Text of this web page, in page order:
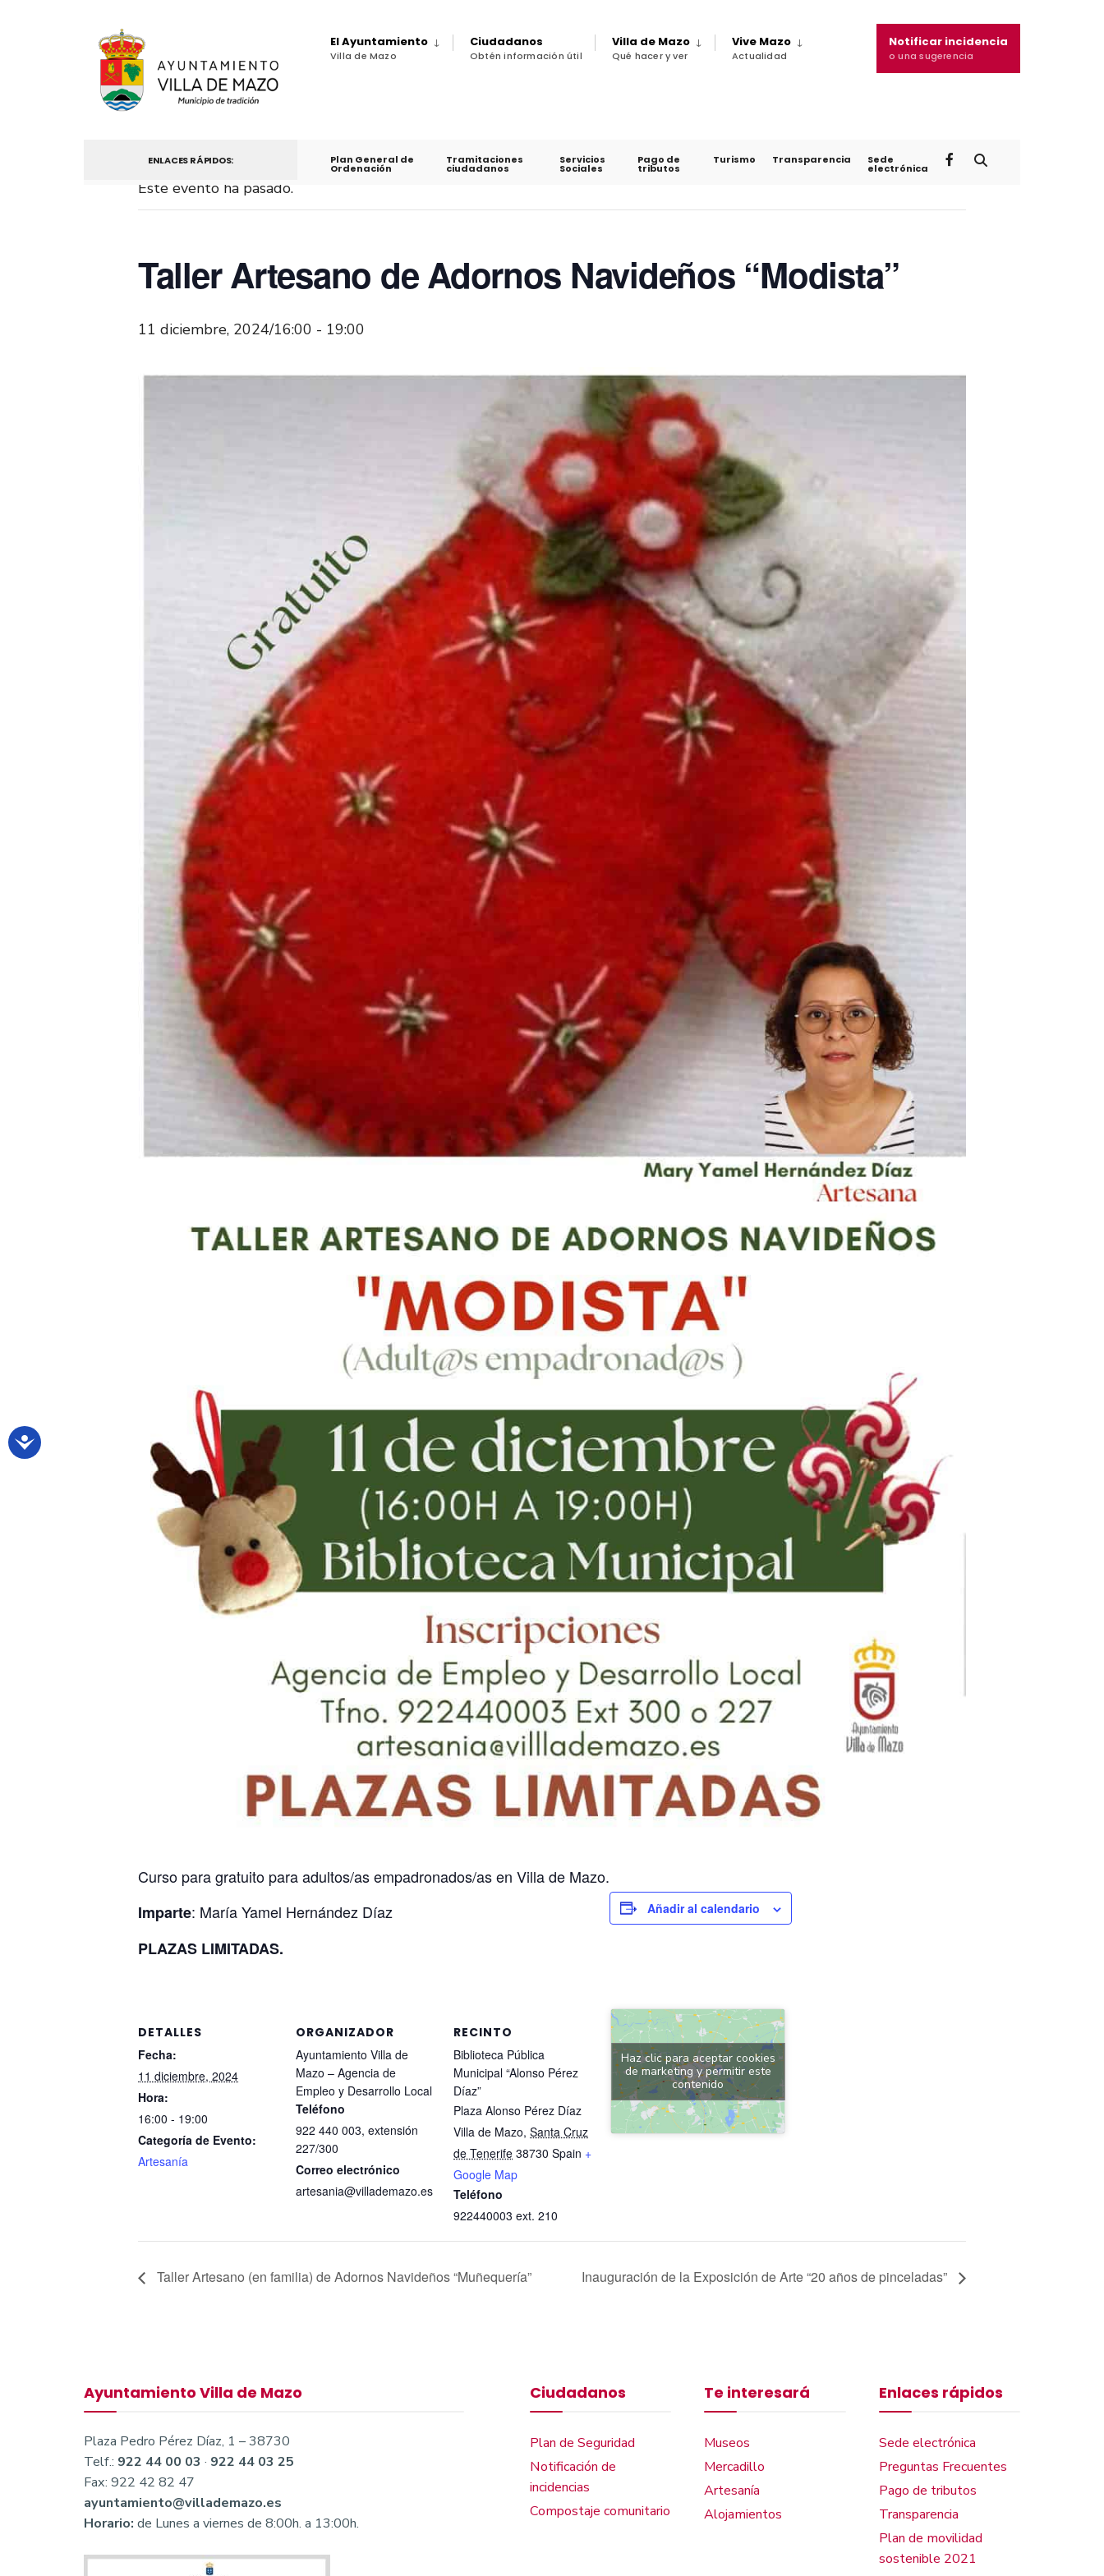
El Ayuntamiento
Villa de Mazo
Ciudadanos
Obtén información útil
Villa de Mazo
Qué hacer y ver
Vive Mazo
Actualidad
Notificar incidencia
o una sugerencia
ENLACES RÁPIDOS: Plan General de
Ordenación
Tramitaciones
ciudadanos
Servicios
Sociales
Pago de
tributos
Turismo Transparencia Sede
electrónica
Este evento ha pasado.
Taller Artesano de Adornos Navideños “Modista”
11 diciembre, 2024/16:00 - 19:00
Curso para gratuito para adultos/as empadronados/as en Villa de Mazo.
Imparte: María Yamel Hernández Díaz
PLAZAS LIMITADAS.
Añadir al calendario
DETALLES
Fecha:
11 diciembre, 2024
Hora:
16:00 - 19:00
Categoría de Evento:
Artesanía
ORGANIZADOR
Ayuntamiento Villa de
Mazo – Agencia de
Empleo y Desarrollo Local
Teléfono
922 440 003, extensión
227/300
Correo electrónico
artesania@villademazo.es
RECINTO
Biblioteca Pública
Municipal “Alonso Pérez
Díaz”
Plaza Alonso Pérez Díaz
Villa de Mazo, Santa Cruz
de Tenerife 38730 Spain +
Google Map
Teléfono
922440003 ext. 210
Haz clic para aceptar cookies
de marketing y permitir este
contenido
Taller Artesano (en familia) de Adornos Navideños “Muñequería” Inauguración de la Exposición de Arte “20 años de pinceladas”
Ayuntamiento Villa de Mazo
Plaza Pedro Pérez Díaz, 1 – 38730
Telf.: 922 44 00 03 · 922 44 03 25
Fax: 922 42 82 47
ayuntamiento@villademazo.es
Horario: de Lunes a viernes de 8:00h. a 13:00h.
Ciudadanos
Plan de Seguridad
Notificación de
incidencias
Compostaje comunitario
Te interesará
Museos
Mercadillo
Artesanía
Alojamientos
Enlaces rápidos
Sede electrónica
Preguntas Frecuentes
Pago de tributos
Transparencia
Plan de movilidad
sostenible 2021